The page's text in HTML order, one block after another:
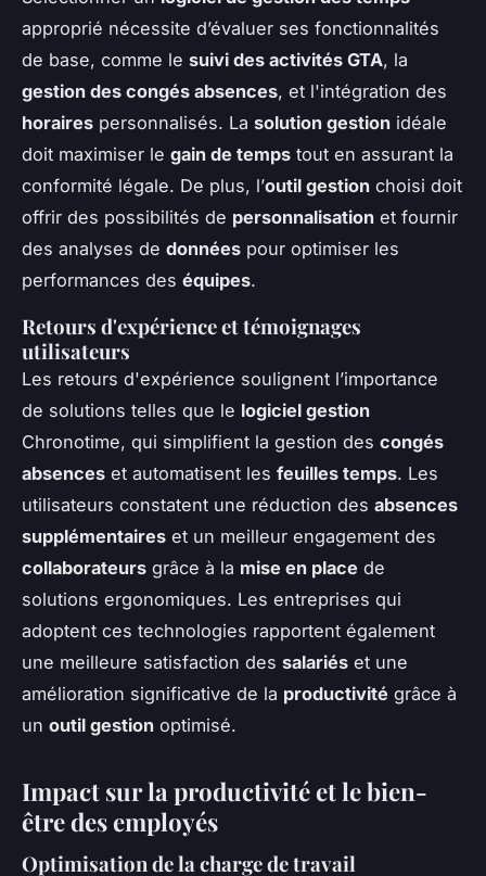
approprié nécessite d’évaluer ses fonctionnalités
de base, comme le suivi des activités GTA, la
gestion des congés absences, et l'intégration des
horaires personnalisés. La solution gestion idéale
doit maximiser le gain de temps tout en assurant la
conformité légale. De plus, l’outil gestion choisi doit
offrir des possibilités de personnalisation et fournir
des analyses de données pour optimiser les
performances des équipes.
Retours d'expérience et témoignages
utilisateurs
Les retours d'expérience soulignent l’importance
de solutions telles que le logiciel gestion
Chronotime, qui simplifient la gestion des congés
absences et automatisent les feuilles temps. Les
utilisateurs constatent une réduction des absences
supplémentaires et un meilleur engagement des
collaborateurs grâce à la mise en place de
solutions ergonomiques. Les entreprises qui
adoptent ces technologies rapportent également
une meilleure satisfaction des salariés et une
amélioration significative de la productivité grâce à
un outil gestion optimisé.
Impact sur la productivité et le bien-
être des employés
Optimisation de la charge de travail